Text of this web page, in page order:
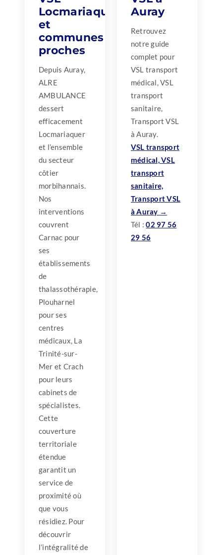
Locmariaquer
et
communes
proches
Depuis Auray,
ALRE
AMBULANCE
dessert
efficacement
Locmariaquer
et l’ensemble
du secteur
côtier
morbihannais.
Nos
interventions
couvrent
Carnac pour
ses
établissements
de
thalassothérapie,
Plouharnel
pour ses
centres
médicaux, La
Trinité-sur-
Mer et Crach
pour leurs
cabinets de
spécialistes.
Cette
couverture
territoriale
étendue
garantit un
service de
proximité où
que vous
résidiez. Pour
découvrir
l’intégralité de
Auray
Retrouvez
notre guide
complet pour
VSL transport
médical, VSL
transport
sanitaire,
Transport VSL
à Auray.
VSL transport
médical, VSL
transport
sanitaire,
Transport VSL
à Auray →
Tél :02 97 56
29 56